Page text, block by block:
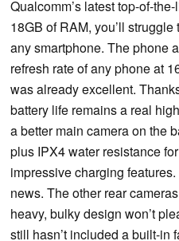
Qualcomm’s latest top-of-
18GB of RAM, you’ll
any smartphone. The phone
refresh rate of any phone at
was already excellent.
battery life remains a real
a better main camera on the
plus IPX4 water resistance
impressive charging
news. The other rear
heavy, bulky design won’t
still hasn’t included a built-in